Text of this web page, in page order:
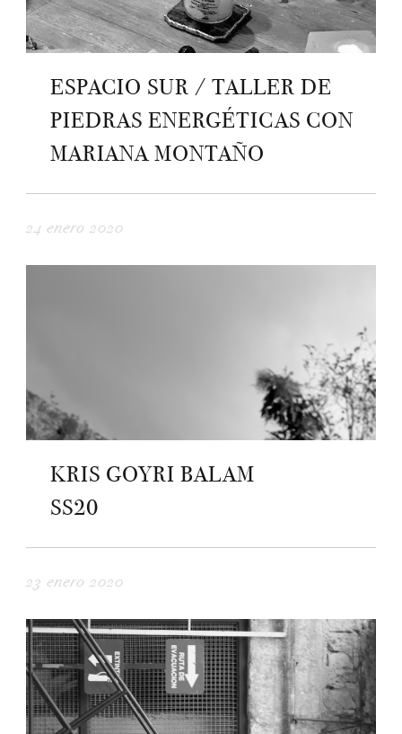
ESPACIO SUR / TALLER DE
PIEDRAS ENERGÉTICAS CON
MARIANA MONTAÑO
24 enero 2020
KRIS GOYRI BALAM
SS20
23 enero 2020